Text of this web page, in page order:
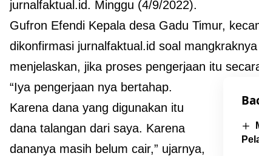
jurnalfaktual.id. Minggu (4/9/2022).
Gufron Efendi Kepala desa Gadu Timur,
dikonfirmasi jurnalfaktual.id soal
menjelaskan, jika proses pengerjaan itu
“Iya pengerjaan nya bertahap.
Karena dana yang digunakan itu
dana talangan dari saya. Karena
dananya masih belum cair,” ujarnya,